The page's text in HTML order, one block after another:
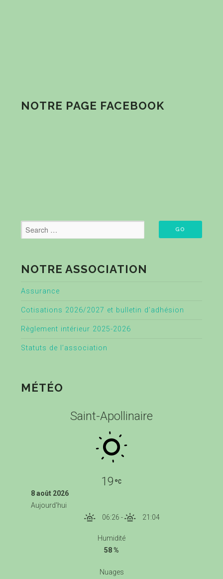
NOTRE PAGE FACEBOOK
NOTRE ASSOCIATION
Assurance
Cotisations 2026/2027 et bulletin d’adhésion
Règlement intérieur 2025-2026
Statuts de l’association
MÉTÉO
Saint-Apollinaire
19
8 août 2026
Aujourd'hui
06:26 - 21:04
Humidité
58 %
Nuages